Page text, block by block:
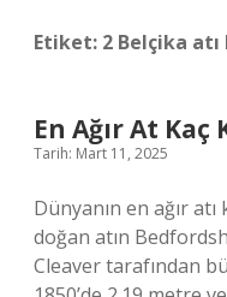
Etiket: 2 Belçika
En Ağır At Kaç
Tarih: Mart 11, 2025
Dünyanın en ağır atı
doğan atın
Cleaver tarafından